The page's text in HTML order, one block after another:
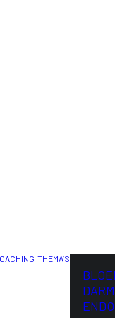
THEMA’S